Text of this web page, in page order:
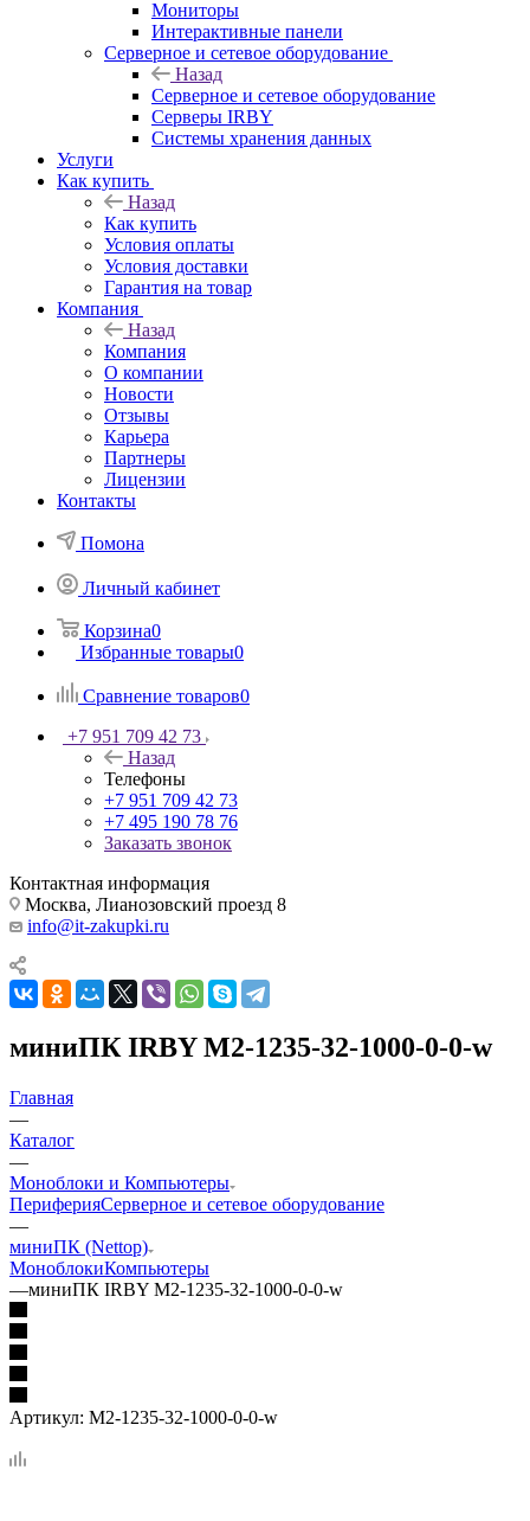
Мониторы
Интерактивные панели
Серверное и сетевое оборудование
Назад
Серверное и сетевое оборудование
Серверы IRBY
Системы хранения данных
Услуги
Как купить
Назад
Как купить
Условия оплаты
Условия доставки
Гарантия на товар
Компания
Назад
Компания
О компании
Новости
Отзывы
Карьера
Партнеры
Лицензии
Контакты
Помона
Личный кабинет
Корзина0
Избранные товары0
Сравнение товаров0
+7 951 709 42 73
Назад
Телефоны
+7 951 709 42 73
+7 495 190 78 76
Заказать звонок
Контактная информация
Москва, Лианозовский проезд 8
info@it-zakupki.ru
миниПК IRBY M2-1235-32-1000-0-0-w
Главная
—
Каталог
—
Моноблоки и Компьютеры
ПериферияСерверное и сетевое оборудование
—
миниПК (Nettop)
МоноблокиКомпьютеры
—миниПК IRBY M2-1235-32-1000-0-0-w
Артикул: M2-1235-32-1000-0-0-w